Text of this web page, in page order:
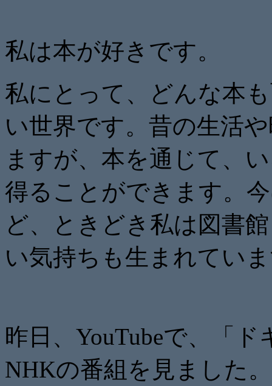
私は本が好きです。
私にとって、どんな本
い世界です。昔の生活
ますが、本を通じて、
得ることができます。
ど、ときどき私は図書
い気持ちも生まれてい
昨日、YouTubeで、「
NHKの番組を見ました